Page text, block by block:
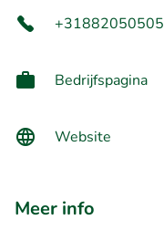
+31882050505
Bedrijfspagina
Website
Meer info